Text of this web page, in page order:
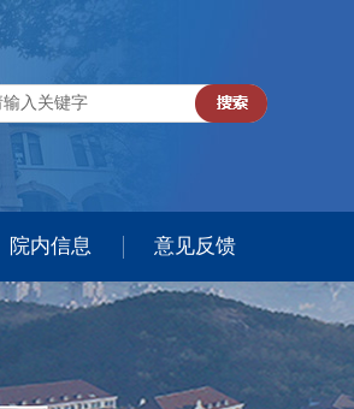
院内信息 意见反馈